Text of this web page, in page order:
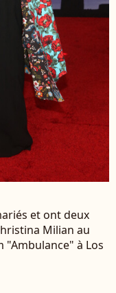
et ont deux
Milian au
à Los